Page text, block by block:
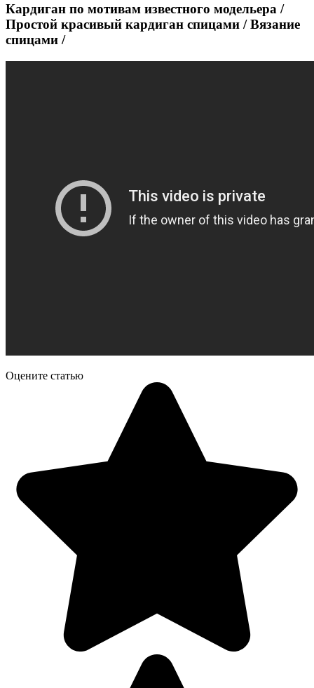
Кардиган по мотивам известного модельера /
Простой красивый кардиган спицами / Вязание
спицами /
Оцените статью